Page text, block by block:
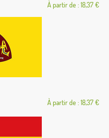
À partir de : 18,37 €
À partir de : 18,37 €